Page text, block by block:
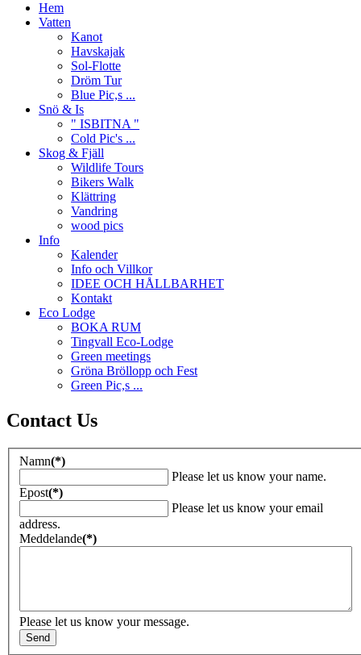
Hem
Vatten
Kanot
Havskajak
Sol-Flotte
Dröm Tur
Blue Pic,s ...
Snö & Is
" ISBITNA "
Cold Pic's ...
Skog & Fjäll
Wildlife Tours
Bikers Walk
Klättring
Vandring
wood pics
Info
Kalender
Info och Villkor
IDEE OCH HÅLLBARHET
Kontakt
Eco Lodge
BOKA RUM
Tingvall Eco-Lodge
Green meetings
Gröna Bröllopp och Fest
Green Pic,s ...
Contact Us
Namn(*)
Please let us know your name.
Epost(*)
Please let us know your email
address.
Meddelande(*)
Please let us know your message.